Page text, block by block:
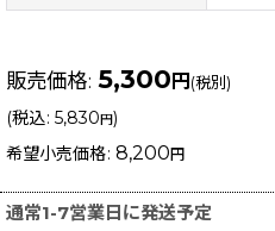
販売価格: 5,300円(税別)
(税込: 5,830円)
希望小売価格: 8,200 円
通常1-7営業日に発送予定